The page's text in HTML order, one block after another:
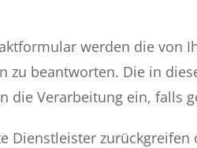
werden die von
beantworten. Die in
Verarbeitung ein, falls
Dienstleister